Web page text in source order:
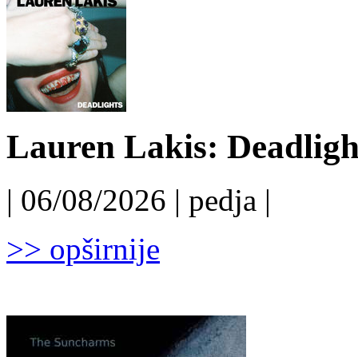
Lauren Lakis:
| 06/08/2026 | pedja |
>> opširnije